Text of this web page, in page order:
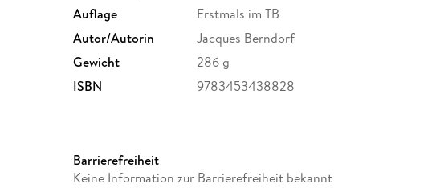
Auflage
Erstmals im TB
Autor/Autorin
Jacques Berndorf
Gewicht
286 g
ISBN
9783453438828
Barrierefreiheit
Keine Information zur Barrierefreiheit bekannt